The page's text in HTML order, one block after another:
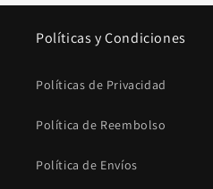
Políticas y Condiciones
Políticas de Privacidad
Política de Reembolso
Política de Envíos